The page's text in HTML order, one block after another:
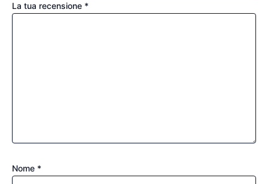
La tua recensione *
Nome *